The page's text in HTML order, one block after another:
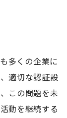
多くの企業に
適切な認証設
この問題を未
動を継続する